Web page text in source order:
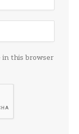
in this browser